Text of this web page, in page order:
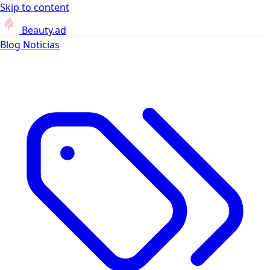
Skip to content
Beauty.ad
Blog Noticias